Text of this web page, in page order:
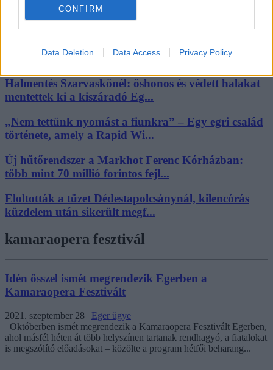
CONFIRM
Data Deletion Data Access Privacy Policy
Kövess minket
Facebook
Tiktok
Halmentés Szarvaskőnél: őshonos és védett halakat
mentettek ki a kiszáradó Eg...
„Nem tettünk nyomást a fiunkra” – Egy egri család
története, amely a Rapid Wi...
Új hűtőrendszer a Markhot Ferenc Kórházban:
több mint 70 millió forintos fejl...
Eloltották a tüzet Dédestapolcsánynál, kilencórás
küzdelem után sikerült megf...
kamaraopera fesztivál
Idén ősszel ismét megrendezik Egerben a
Kamaraopera Fesztivált
2021. szeptember 28 | Eger ügye
Októberben ismét megrendezik a Kamaraopera Fesztivált Egerben,
ahol másfél héten át több helyszínen tartanak rendhagyó, a fiatalokat
is megszólító előadásokat – közölte a program hétfői beharang...